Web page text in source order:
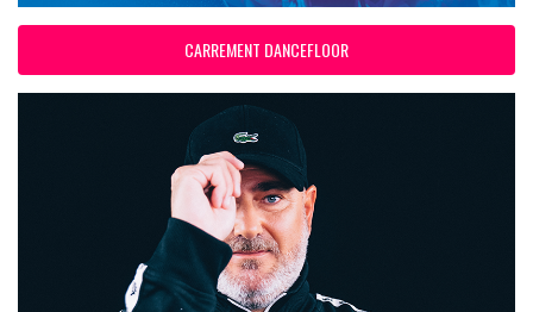
CARREMENT DANCEFLOOR